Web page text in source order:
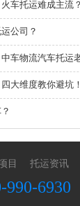
公司？
大维度教你避坑！
目 托运资讯
990-6930